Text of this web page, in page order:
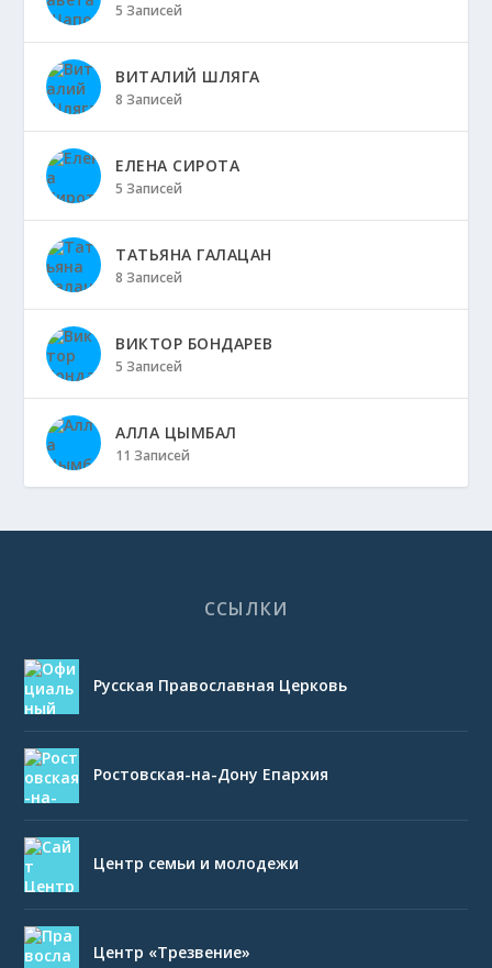
5 Записей
ВИТАЛИЙ ШЛЯГА
8 Записей
ЕЛЕНА СИРОТА
5 Записей
ТАТЬЯНА ГАЛАЦАН
8 Записей
ВИКТОР БОНДАРЕВ
5 Записей
АЛЛА ЦЫМБАЛ
11 Записей
ССЫЛКИ
Русская Православная Церковь
Ростовская-на-Дону Епархия
Центр семьи и молодежи
Центр «Трезвение»